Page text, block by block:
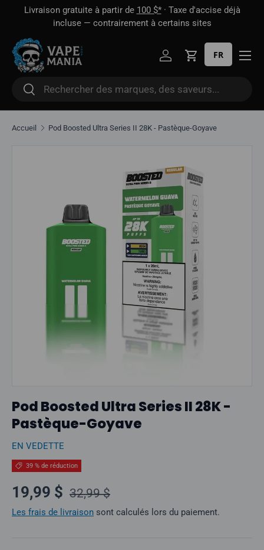
Aller directement au contenu
Livraison gratuite à partir de 100 $*· Taxe d'accise déjà
incluse — contrairement à certains sites
Rechercher
Rechercher
Se connecter
Panier
FR
Accueil Pod Boosted Ultra Series II 28K - Pastèque-Goyave
Aller directement aux informations sur le produit
Pod Boosted Ultra Series II 28K -
Pastèque-Goyave
EN VEDETTE
39 % de réduction
Prix soldé
19,99 $ Prix normal
32,99 $
Les frais de livraison sont calculés lors du paiement.